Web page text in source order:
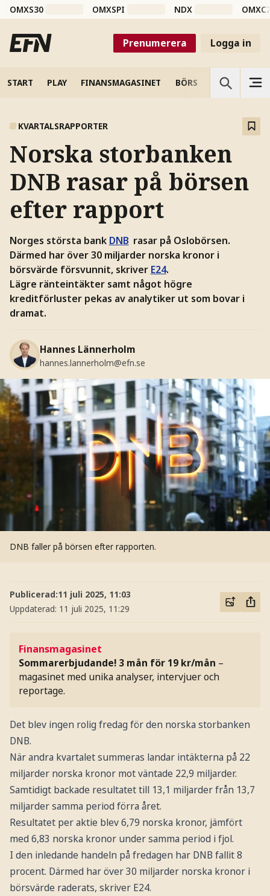
OMXS30 OMXSPI NDX
Prenumerera Logga in
START PLAY FINANSMAGASINET BÖRS VETENSKAP
KVARTALSRAPPORTER
Norska storbanken
DNB rasar på börsen
efter rapport
Norges största bank DNB rasar på Oslobörsen.
Därmed har över 30 miljarder norska kronor i
börsvärde försvunnit, skriver E24.
Lägre ränteintäkter samt något högre
kreditförluster pekas av analytiker ut som bovar i
dramat.
Hannes Lännerholm
hannes.lannerholm@efn.se
DNB faller på börsen efter rapporten.
Publicerad:11 juli 2025, 11:03
Uppdaterad: 11 juli 2025, 11:29
Finansmagasinet
Sommarerbjudande! 3 mån för 19 kr/mån –
magasinet med unika analyser, intervjuer och
reportage.
Det blev ingen rolig fredag för den norska storbanken
DNB.
När andra kvartalet summeras landar intäkterna på 22
miljarder norska kronor mot väntade 22,9 miljarder.
Samtidigt backade resultatet till 13,1 miljarder från 13,7
miljarder samma period förra året.
Resultatet per aktie blev 6,79 norska kronor, jämfört
med 6,83 norska kronor under samma period i fjol.
I den inledande handeln på fredagen har DNB fallit 8
procent. Därmed har över 30 miljarder norska kronor i
börsvärde raderats, skriver E24.